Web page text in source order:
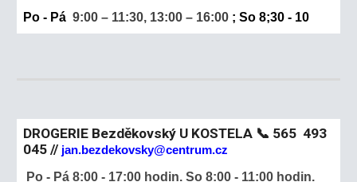
Po - Pá9:00 – 11:30, 13:00 – 16:00 ; So 8;30 - 10
DROGERIE Bezděkovský U KOSTELA 📞 565 493
045 // jan.bezdekovsky@centrum.cz
Po - Pá 8:00 - 17:00 hodin. So 8:00 - 11:00 hodin.